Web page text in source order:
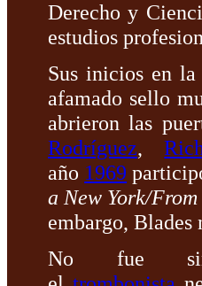
Derecho y
estudios
Sus inicios en
afamado sello
abrieron las
Rodríguez,
año 1969
a New York/
embargo, Blades
No fue